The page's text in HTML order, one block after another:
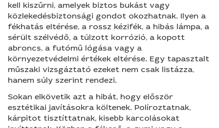
kell kiszűrni, amelyek biztos bukást vagy
közlekedésbiztonsági gondot okozhatnak. Ilyen a
fékhatás eltérése, a rossz kézifék, a hibás lámpa, a
sérült szélvédő, a túlzott korrózió, a kopott
abroncs, a futómű lógása vagy a
környezetvédelmi értékek eltérése. Egy tapasztalt
műszaki vizsgáztató ezeket nem csak listázza,
hanem súly szerint rendezi.
Sokan elkövetik azt a hibát, hogy először
esztétikai javításokra költenek. Políroztatnak,
kárpitot tisztíttatnak, kisebb karcolásokat